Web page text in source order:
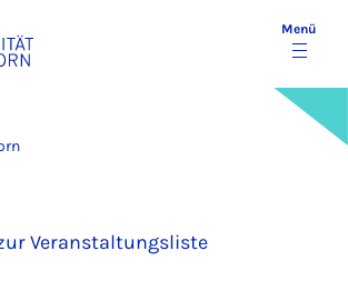
Menü
Veranstaltungsliste